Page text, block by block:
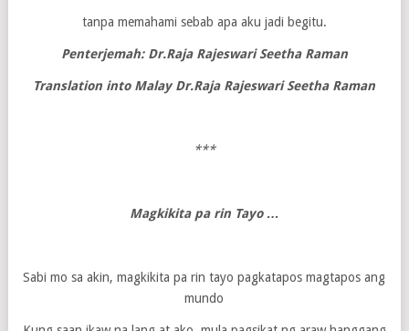
tanpa memahami sebab apa aku jadi begitu.
Penterjemah: Dr.Raja Rajeswari Seetha Raman
Translation into Malay Dr.Raja Rajeswari Seetha Raman
***
Magkikita pa rin Tayo …
Sabi mo sa akin, magkikita pa rin tayo pagkatapos magtapos ang
mundo